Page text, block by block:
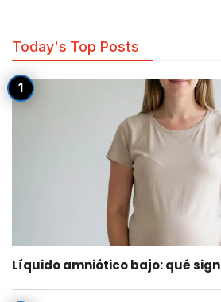
Today's Top Posts
Líquido amniótico bajo: qué